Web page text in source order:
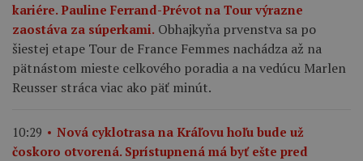
kariére. Pauline Ferrand-Prévot na Tour výrazne
zaostáva za súperkami. Obhajkyňa prvenstva sa po
šiestej etape Tour de France Femmes nachádza až na
pätnástom mieste celkového poradia a na vedúcu Marlen
Reusser stráca viac ako päť minút.
10:29
Nová cyklotrasa na Kráľovu hoľu bude už
čoskoro otvorená. Sprístupnená má byť ešte pred